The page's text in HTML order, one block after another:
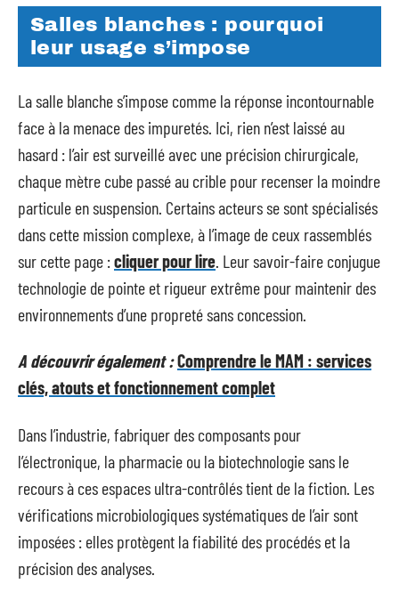
Salles blanches : pourquoi
leur usage s’impose
La salle blanche s’impose comme la réponse incontournable
face à la menace des impuretés. Ici, rien n’est laissé au
hasard : l’air est surveillé avec une précision chirurgicale,
chaque mètre cube passé au crible pour recenser la moindre
particule en suspension. Certains acteurs se sont spécialisés
dans cette mission complexe, à l’image de ceux rassemblés
sur cette page :cliquer pour lire . Leur savoir-faire conjugue
technologie de pointe et rigueur extrême pour maintenir des
environnements d’une propreté sans concession.
A découvrir également :Comprendre le MAM : services
clés, atouts et fonctionnement complet
Dans l’industrie, fabriquer des composants pour
l’électronique, la pharmacie ou la biotechnologie sans le
recours à ces espaces ultra-contrôlés tient de la fiction. Les
vérifications microbiologiques systématiques de l’air sont
imposées : elles protègent la fiabilité des procédés et la
précision des analyses.